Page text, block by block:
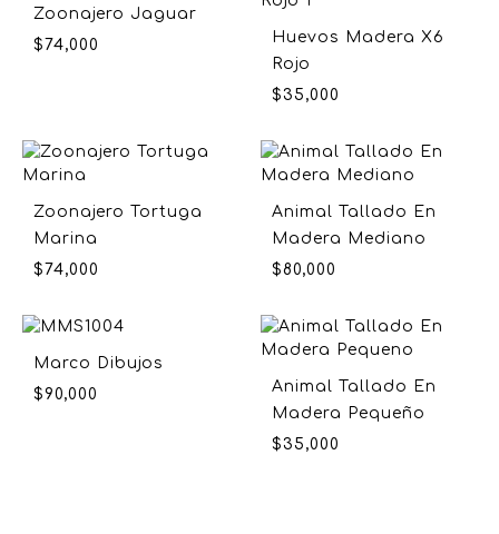
Zoonajero Jaguar
$ 74,000
Huevos Madera X6
Rojo
$35,000
Zoonajero Tortuga
Marina
$ 74,000
Animal Tallado En
Madera Mediano
$80,000
Marco Dibujos
$90,000
Animal Tallado En
Madera Pequeño
$35,000